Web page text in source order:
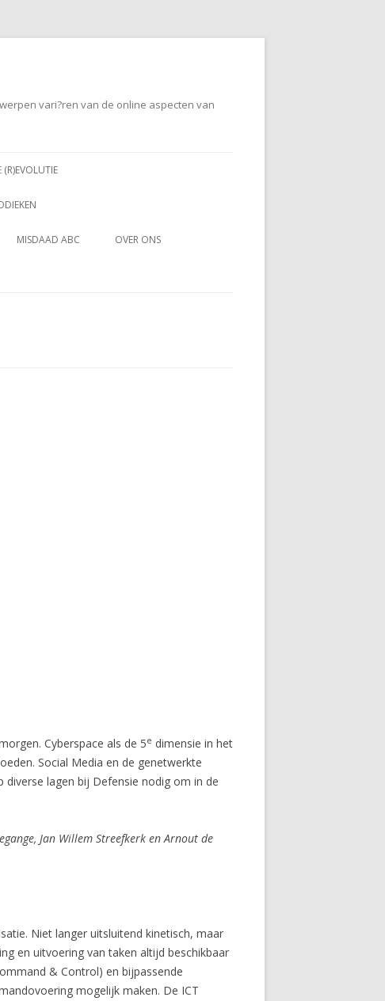
vari?ren van de online aspecten van
MISDAAD ABC OVER ONS
Cyberspace als de 5e dimensie in het
Social Media en de genetwerkte
diverse lagen bij Defensie nodig om in de
Jan Willem Streefkerk en Arnout de
Niet langer uitsluitend kinetisch, maar
en uitvoering van taken altijd beschikbaar
& Control) en bijpassende
mogelijk maken. De ICT